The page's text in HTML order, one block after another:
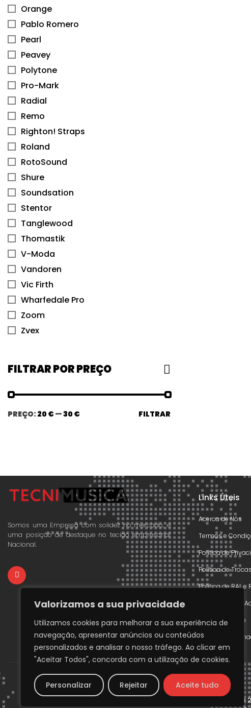
Valorizamos a sua privacidade
Utilizamos cookies para melhorar a sua experiência de
navegação, apresentar anúncios ou conteúdos
personalizados e analisar o nosso tráfego. Ao clicar em
"Aceitar Todos", concorda com a utilização de cookies.
Personalizar Rejeitar Aceite tudo
Orange
Pablo Romero
Pearl
Peavey
Polytone
Pro-Mark
Radial
Remo
Righton! Straps
Roland
RotoSound
Shure
Soundsation
Stentor
Tanglewood
Thomastik
V-Moda
Vandoren
Vic Firth
Wharfedale Pro
Zoom
Zvex
FILTRAR POR PREÇO
FILTRAR
PREÇO: 20 €—30 €
Somos uma Empresa com solidez no mercado, e
uma posição de destaque no tecido empresarial
Nacional.
Links Úteis
Acerca de Nós
Termos e
Política de
Política de
Política de RAL
Declaração de
Livre Resolução
Livro de
Copyright ©